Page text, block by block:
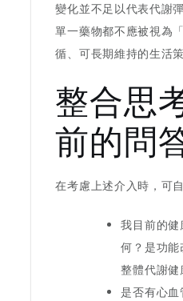
變化並不足以代表代謝
單一藥物都不應被視為
循、可長期維持的生活
整合思
前的問
在考慮上述介入時，可
我目前的
何？是功
整體代謝健
是否有心